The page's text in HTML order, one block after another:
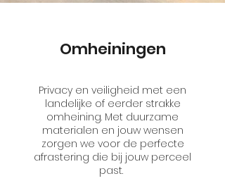
Omheiningen
Privacy en veiligheid met een
landelijke of eerder strakke
omheining. Met duurzame
materialen en jouw wensen
zorgen we voor de perfecte
afrastering die bij jouw perceel
past.